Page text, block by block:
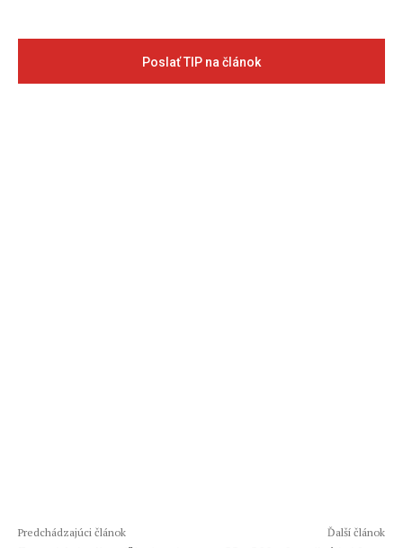
Poslať TIP na článok
Predchádzajúci článok Ďalší článok